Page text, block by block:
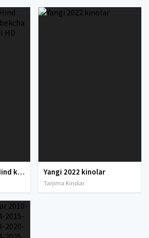
Ikki do'st / 2 do'st Hind kino Uzbek tilida O'zbekcha 1991 tarjima kino Full HD skachat Yangi 2022 kinolar
Tarjima Kinolar